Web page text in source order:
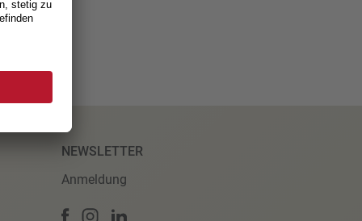
NEWSLETTER
Anmeldung